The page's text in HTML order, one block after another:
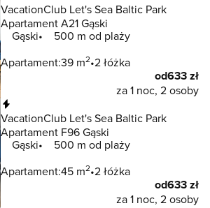
VacationClub Let's Sea Baltic Park
Apartament A21 Gąski
Gąski
500 m od plaży
Apartament:39 m2 2 łóżka
od633 zł
za 1 noc, 2 osoby
VacationClub Let's Sea Baltic Park
Apartament F96 Gąski
Gąski
500 m od plaży
Apartament:45 m2 2 łóżka
od633 zł
za 1 noc, 2 osoby